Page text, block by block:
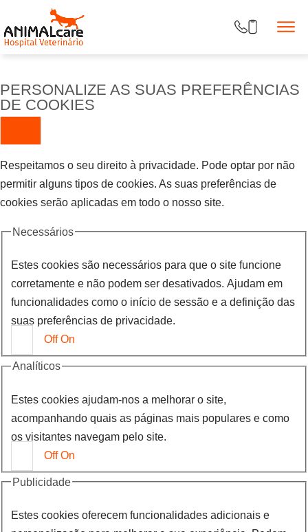
PERSONALIZE AS SUAS PREFERÊNCIAS
DE COOKIES
Respeitamos o seu direito à privacidade. Pode optar por não
permitir alguns tipos de cookies. As suas preferências de
cookies serão aplicadas em todo o nosso site.
Necessários
Estes cookies são necessários para que o site funcione
corretamente e não podem ser desativados. Ajudam em
funcionalidades como o início de sessão e a definição das
suas preferências de privacidade.
Off On
Analíticos
Estes cookies ajudam-nos a melhorar o site,
acompanhando quais as páginas mais populares e como
os visitantes navegam pelo site.
Off On
Publicidade
Estes cookies oferecem funcionalidades adicionais e